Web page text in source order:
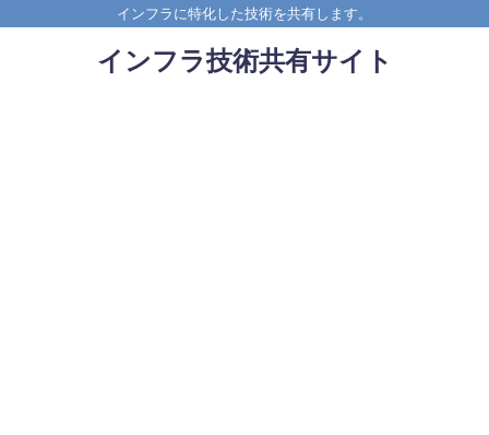
インフラに特化した技術を共有します。
インフラ技術共有サイト